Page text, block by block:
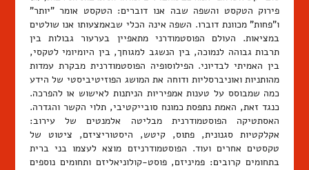
פירוק הטקסט והשפה שבה אנו דוברים: הטקסט אומר "יותר"
ו"פחות" מכוונת דוברו. השפה אינה הכלי שבאמצעותו אנו שולטים
במציאות. העולם הפוסטמודרני מתאפיין בערעור גבולות בין
תרבות גבוהה לנמוכה, בין הנשגב למגוחך, בין היומיומי לטקסי,
בין האמיתי לבדיוני. הפילוסופיה הפוסטמודרנית מבקרת עמדות
מהותניות ואוניברסליות ודוחה את המושג הפוזיטיביסטי של הידע
כמה שמבוסס על טענות אמפיריות הניתנות לאישוש או להפרכה.
כנגד זאת, האמת נתפסת כמונח סובייקטיבי, תלוי הקשר והגדרה.
האסתטיקה הפוסטמודרנית מבליטה אלמנטים של עירוב:
אקלקטיות סגנונית, פתוס, קיטש, היסטוריציזם, ציטוט של
טקסטים אחרים ועוד. הפוסטמודרניזם מוצא לעצמו בני ברית
בתחומים קרובים: פמיניזם, פוסט-קולוניאליזם ותחומים נוספים